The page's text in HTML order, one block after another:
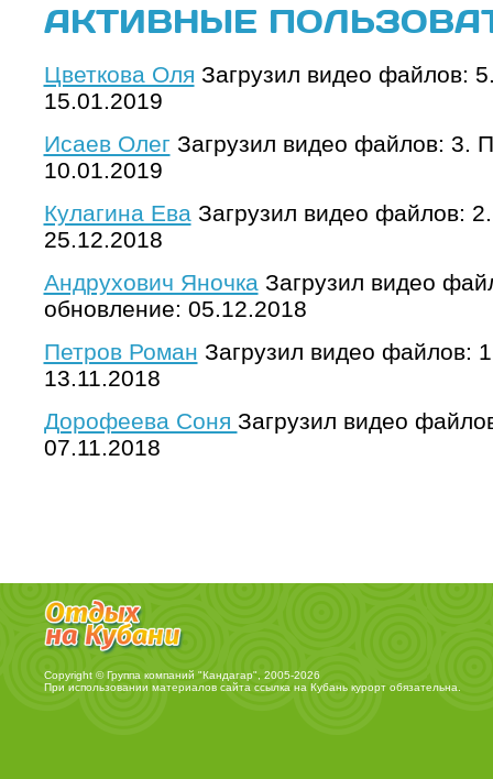
АКТИВНЫЕ
Цветкова Оля Загрузил видео файлов:
15.01.2019
Исаев Олег Загрузил видео файлов: 3.
10.01.2019
Кулагина ЕваЗагрузил видео файлов:
25.12.2018
Андрухович ЯночкаЗагрузил видео
обновление: 05.12.2018
Петров Роман Загрузил видео файлов:
13.11.2018
Дорофеева Соня Загрузил видео
07.11.2018
Copyright © Группа компаний "Кандагар", 2005-2026
При использовании материалов сайта ссылка на Кубань курортобязательна.